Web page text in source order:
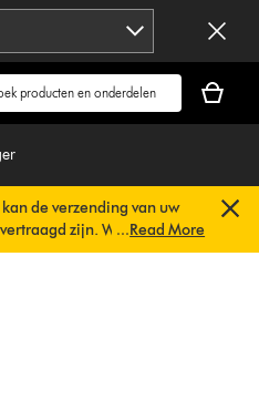
is
de verzending van uw
zijn. We werken al
verder niets te doen. Uw
...Read More